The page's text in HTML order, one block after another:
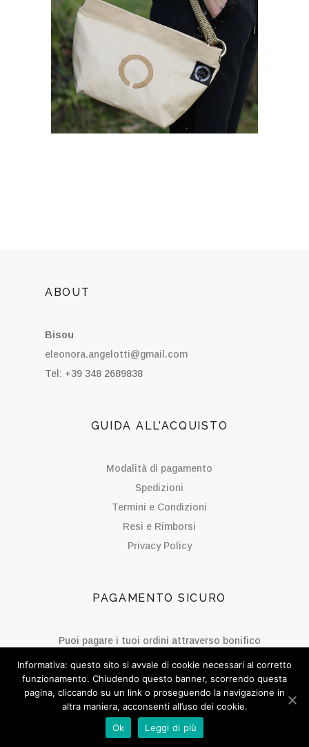
Borse bisou
MINI BISOU LOGO
190,00
ABOUT
Bisou
eleonora.angelotti@gmail.com
Tel: +39 348 2689838
GUIDA ALL’ACQUISTO
Modalità di pagamento
Spedizioni
Termini e Condizioni
Resi e Rimborsi
Privacy Policy
PAGAMENTO SICURO
Puoi pagare i tuoi ordini attraverso bonifico
bancario.
SOCIAL BISOU
Informativa: questo sito si avvale di cookie necessari al corretto
funzionamento. Chiudendo questo banner, scorrendo questa
pagina, cliccando su un link o proseguendo la navigazione in
altra maniera, acconsenti all’uso dei cookie.
Ok
Leggi di più